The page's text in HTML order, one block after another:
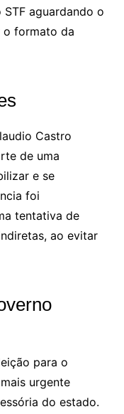
aguardando o
o formato da
Castro
de uma
e se
foi
tentativa de
ao evitar
para o
urgente
do estado.